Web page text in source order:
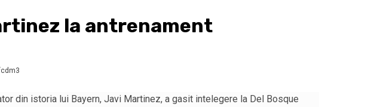
la antrenament
din istoria lui Bayern, Javi Martinez, a gasit intelegere la Del Bosque